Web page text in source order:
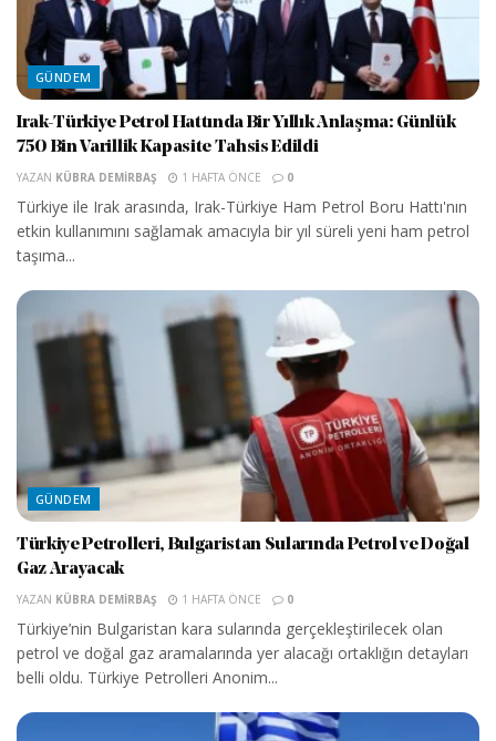
GÜNDEM
Irak-Türkiye Petrol Hattında Bir Yıllık Anlaşma: Günlük
750 Bin Varillik Kapasite Tahsis Edildi
YAZAN KÜBRA DEMIRBAŞ 1 HAFTA ÖNCE 0
Türkiye ile Irak arasında, Irak-Türkiye Ham Petrol Boru Hattı'nın
etkin kullanımını sağlamak amacıyla bir yıl süreli yeni ham petrol
taşıma...
GÜNDEM
Türkiye Petrolleri, Bulgaristan Sularında Petrol ve Doğal
Gaz Arayacak
YAZAN KÜBRA DEMIRBAŞ 1 HAFTA ÖNCE 0
Türkiye’nin Bulgaristan kara sularında gerçekleştirilecek olan
petrol ve doğal gaz aramalarında yer alacağı ortaklığın detayları
belli oldu. Türkiye Petrolleri Anonim...